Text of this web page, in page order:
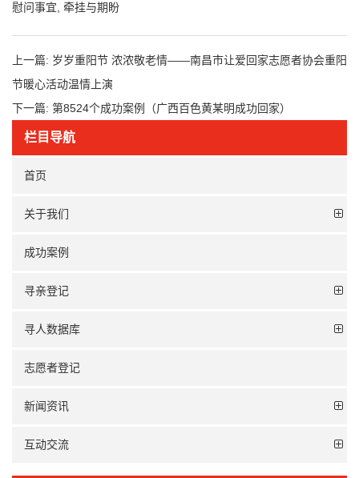
慰问事宜, 牵挂与期盼
上一篇: 岁岁重阳节 浓浓敬老情——南昌市让爱回家志愿者协会重阳
节暖心活动温情上演
下一篇: 第8524个成功案例（广西百色黄某明成功回家）
栏目导航
首页
关于我们
成功案例
寻亲登记
寻人数据库
志愿者登记
新闻资讯
互动交流